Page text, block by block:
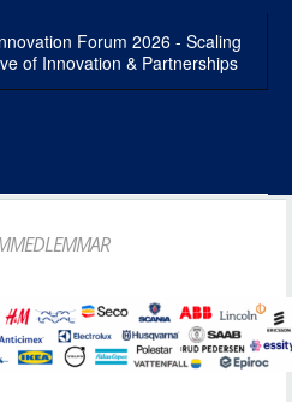
Forum 2026 - Scaling
of Innovation & Partnerships